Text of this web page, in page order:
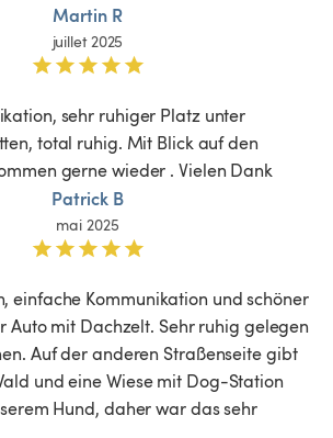
Martin R
juillet 2025
sehr ruhiger Platz unter
total ruhig. Mit Blick auf den
gerne wieder . Vielen Dank
Patrick B
mai 2025
einfache Kommunikation und schöner
Auto mit Dachzelt. Sehr ruhig gelegen
Auf der anderen Straßenseite gibt
und eine Wiese mit Dog-Station
Hund, daher war das sehr